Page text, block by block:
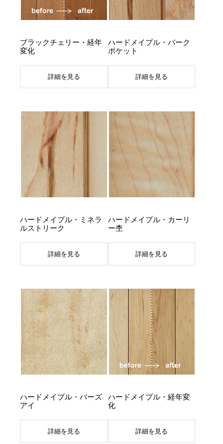
ブラックチェリー・経年
変化
詳細を見る
ハードメイプル・バーク
ポケット
詳細を見る
ハードメイプル・ミネラ
ルストリーク
詳細を見る
ハードメイプル・カーリ
ー杢
詳細を見る
ハードメイプル・バーズ
アイ
詳細を見る
ハードメイプル・経年変
化
詳細を見る